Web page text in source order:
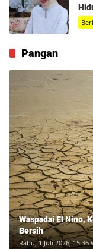
Pangan
Waspadai El Nino,
Bersih
Rabu, 1 Juli 2026, 15:36